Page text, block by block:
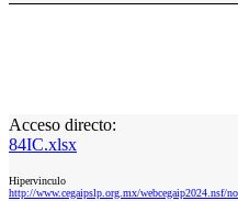
Acceso directo:
84IC.xlsx
Hipervinculo
http://www.cegaipslp.org.mx/webcegaip2024.nsf/